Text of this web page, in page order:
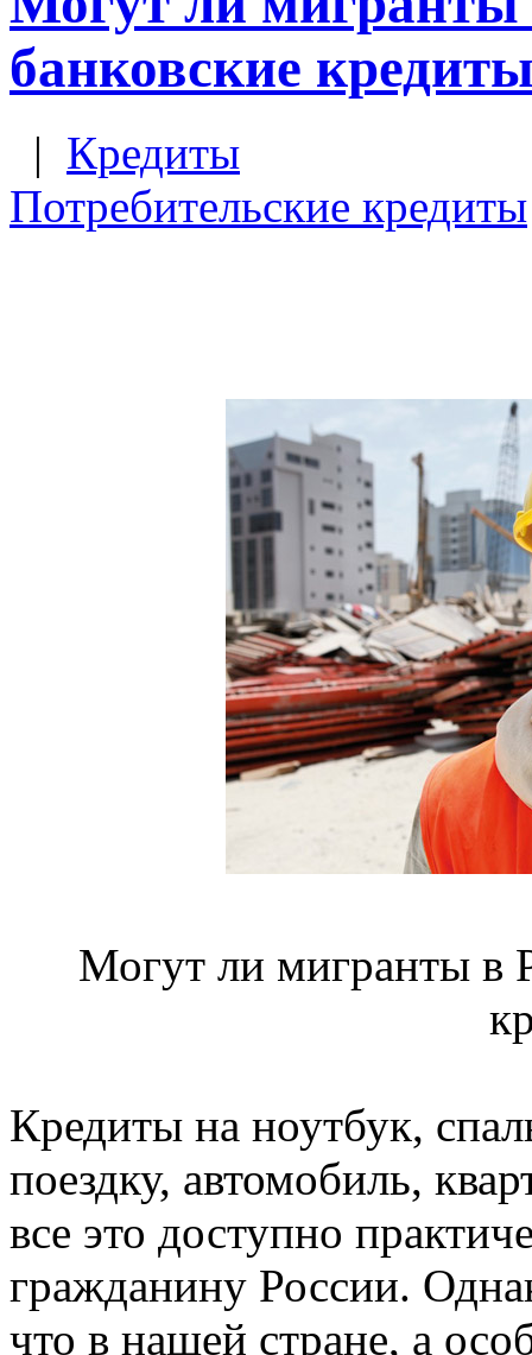
банковские
| Кредиты
Потребительские кредиты
Могут ли мигранты в
Кредиты на ноутбук,
поездку, автомобиль,
все это доступно
гражданину России.
что в нашей стране, а